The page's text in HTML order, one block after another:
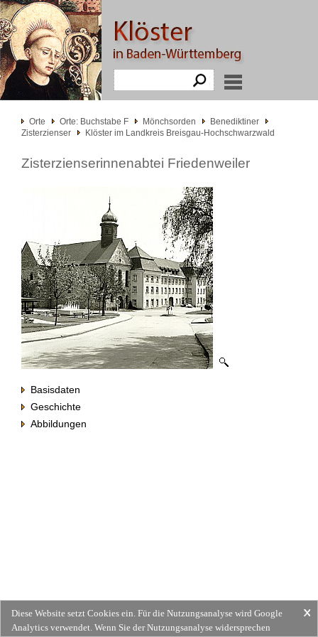
Orte Orte: Buchstabe F Mönchsorden
Benediktiner
Zisterzienser
Klöster im Landkreis Breisgau-Hochschwarzwald
Zisterzienserinnenabtei Friedenweiler
Basisdaten
Geschichte
Abbildungen
Diese Website setzt Cookies ein. Für die Nutzungsanalyse wird Google
Analytics verwendet. Wenn Sie der Nutzungsanalyse widersprechen